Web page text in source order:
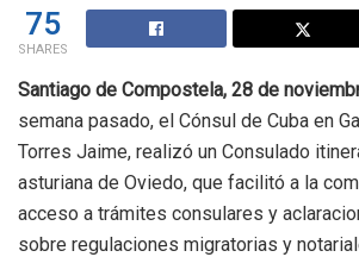
75
SHARES
Santiago de Compostela, 28 de
semana pasado, el Cónsul de Cuba en
Torres Jaime, realizó un Consulado
asturiana de Oviedo, que facilitó a la
acceso a trámites consulares y
sobre regulaciones migratorias y